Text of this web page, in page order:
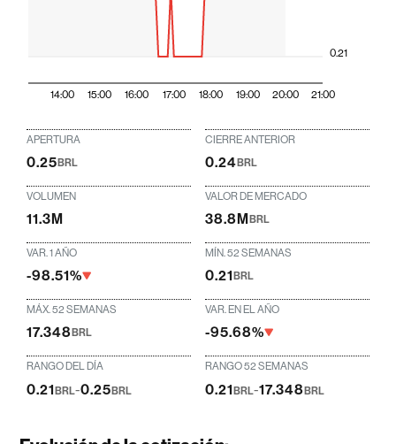
14:00 15:00 16:00 17:00 18:00 19:00 20:00 21:00
0.21
APERTURA
0.25BRL
CIERRE ANTERIOR
0.24BRL
VOLUMEN
11.3M
VALOR DE MERCADO
38.8MBRL
VAR. 1 AÑO
-98.51%
MÍN. 52 SEMANAS
0.21BRL
MÁX. 52 SEMANAS
17.348BRL
VAR. EN EL AÑO
-95.68%
RANGO DEL DÍA
0.21BRL-0.25BRL
RANGO 52 SEMANAS
0.21 BRL-17.348 BRL